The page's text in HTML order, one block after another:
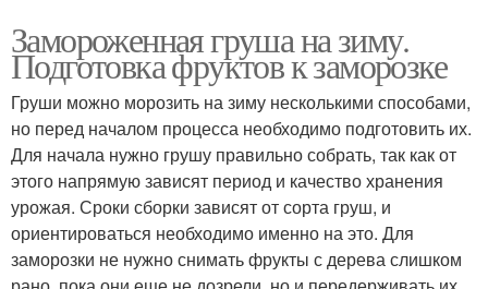
Замороженная груша на зиму.
Подготовка фруктов к заморозке
Груши можно морозить на зиму несколькими способами,
но перед началом процесса необходимо подготовить их.
Для начала нужно грушу правильно собрать, так как от
этого напрямую зависят период и качество хранения
урожая. Сроки сборки зависят от сорта груш, и
ориентироваться необходимо именно на это. Для
заморозки не нужно снимать фрукты с дерева слишком